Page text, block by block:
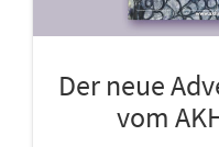
Der neue
vom